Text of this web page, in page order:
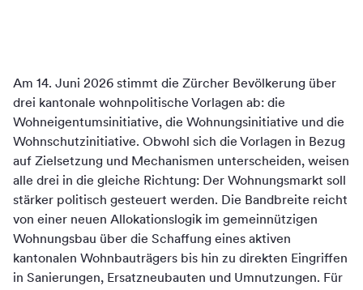
Am 14. Juni 2026 stimmt die Zürcher Bevölkerung über
drei kantonale wohnpolitische Vorlagen ab: die
Wohneigentumsinitiative, die Wohnungsinitiative und die
Wohnschutzinitiative. Obwohl sich die Vorlagen in Bezug
auf Zielsetzung und Mechanismen unterscheiden, weisen
alle drei in die gleiche Richtung: Der Wohnungsmarkt soll
stärker politisch gesteuert werden. Die Bandbreite reicht
von einer neuen Allokationslogik im gemeinnützigen
Wohnungsbau über die Schaffung eines aktiven
kantonalen Wohnbauträgers bis hin zu direkten Eingriffen
in Sanierungen, Ersatzneubauten und Umnutzungen. Für